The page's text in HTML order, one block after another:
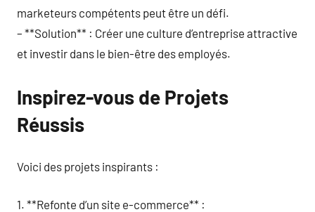
marketeurs compétents peut être un défi.
– **Solution** : Créer une culture d’entreprise attractive
et investir dans le bien-être des employés.
Inspirez-vous de Projets
Réussis
Voici des projets inspirants :
1. **Refonte d’un site e-commerce** :